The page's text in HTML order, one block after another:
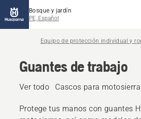
Bosque y jardín
PE, Español
Equipo de protección individual y
Guantes de trabajo
Ver todo Cascos para motosierra
Protege tus manos con guantes